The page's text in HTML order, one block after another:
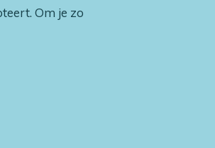
Om je zo